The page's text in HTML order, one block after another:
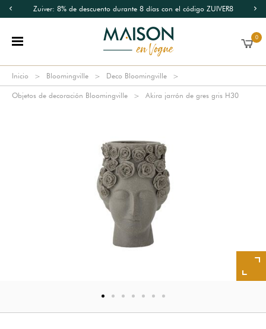
Zuiver: 8% de descuento durante 8 días con el código ZUIVER8
0
Inicio Bloomingville Deco Bloomingville
Objetos de decoración Bloomingville Akira jarrón de gres gris H30